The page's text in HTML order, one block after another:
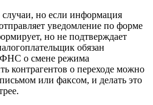
но если информация
уведомление по форме
но не подтверждает
обязан
ФНС о смене режима
контрагентов о переходе можно
или факсом, и делать это